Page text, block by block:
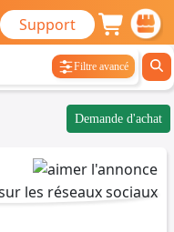
Support
Filtre avancé
Demande d'achat